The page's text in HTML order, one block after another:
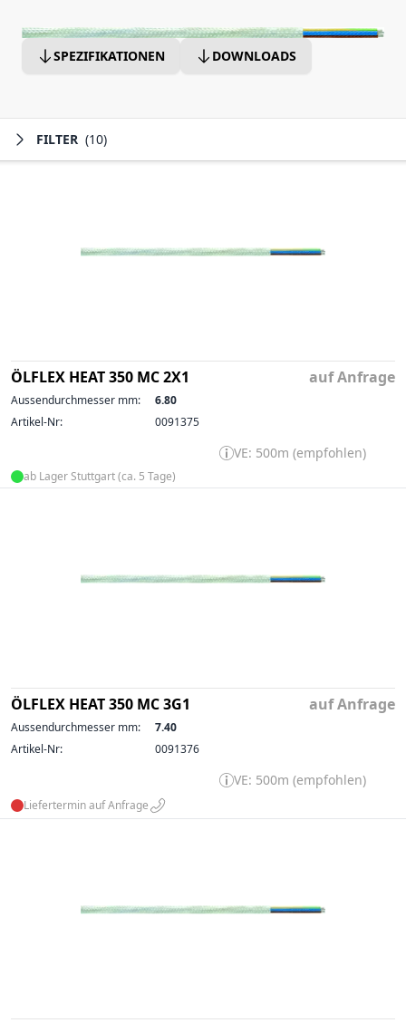
SPEZIFIKATIONEN DOWNLOADS
FILTER (10)
ÖLFLEX HEAT 350 MC 2X1 auf Anfrage
Aussendurchmesser mm:
6.80
Artikel-Nr:
0091375
VE: 500m (empfohlen)
ab Lager Stuttgart (ca. 5 Tage)
ÖLFLEX HEAT 350 MC 3G1 auf Anfrage
Aussendurchmesser mm:
7.40
Artikel-Nr:
0091376
VE: 500m (empfohlen)
Liefertermin auf Anfrage